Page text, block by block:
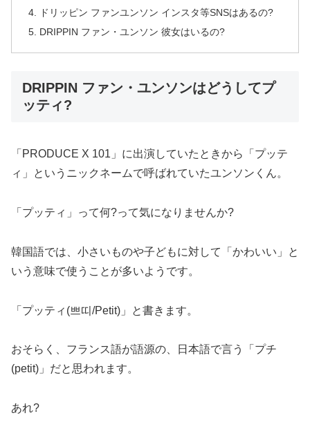
ドリッピン ファンユンソン インスタ等SNSはあるの?
DRIPPIN ファン・ユンソン 彼女はいるの?
DRIPPIN ファン・ユンソンはどうしてプ
ッティ?
「PRODUCE X 101」に出演していたときから「プッテ
ィ」というニックネームで呼ばれていたユンソンくん。
「プッティ」って何?って気になりませんか?
韓国語では、小さいものや子どもに対して「かわいい」と
いう意味で使うことが多いようです。
「プッティ(쁘띠/Petit)」と書きます。
おそらく、フランス語が語源の、日本語で言う「プチ
(petit)」だと思われます。
あれ?